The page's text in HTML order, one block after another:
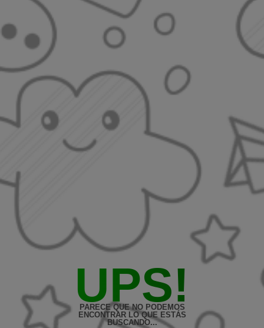
UPS!
PARECE QUE NO PODEMOS
ENCONTRAR LO QUE ESTÁS
BUSCANDO...